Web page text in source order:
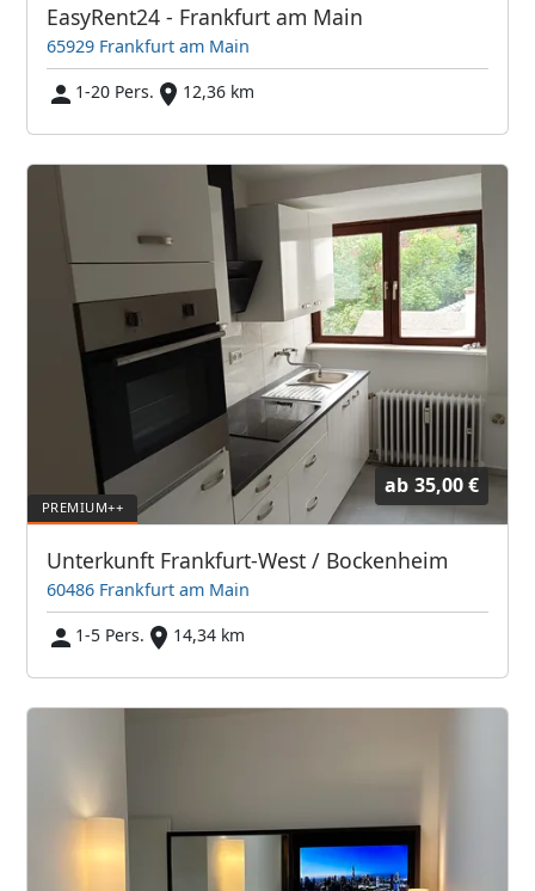
EasyRent24 - Frankfurt am Main
65929 Frankfurt am Main
1-20 Pers.
12,36 km
ab 35,00 €
Unterkunft Frankfurt-West / Bockenheim
60486 Frankfurt am Main
1-5 Pers.
14,34 km